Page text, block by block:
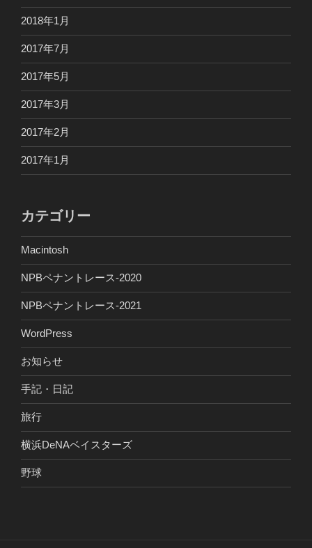
2018年1月
2017年7月
2017年5月
2017年3月
2017年2月
2017年1月
カテゴリー
Macintosh
NPBペナントレース-2020
NPBペナントレース-2021
WordPress
お知らせ
手記・日記
旅行
横浜DeNAベイスターズ
野球